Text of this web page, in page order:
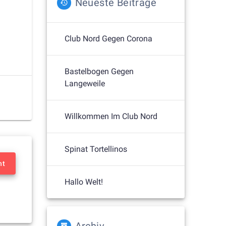
Neueste Beiträge
Club Nord Gegen Corona
Bastelbogen Gegen
Langeweile
Willkommen Im Club Nord
Spinat Tortellinos
Hallo Welt!